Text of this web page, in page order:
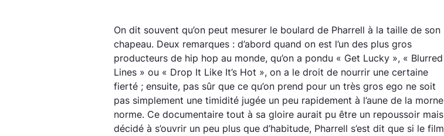
On dit souvent qu’on peut mesurer le boulard de Pharrell à la taille de son
chapeau. Deux remarques : d’abord quand on est l’un des plus gros
producteurs de hip hop au monde, qu’on a pondu « Get Lucky », « Blurred
Lines » ou « Drop It Like It’s Hot », on a le droit de nourrir une certaine
fierté ; ensuite, pas sûr que ce qu’on prend pour un très gros ego ne soit
pas simplement une timidité jugée un peu rapidement à l’aune de la morne
norme. Ce documentaire tout à sa gloire aurait pu être un repoussoir mais
décidé à s’ouvrir un peu plus que d’habitude, Pharrell s’est dit que si le film